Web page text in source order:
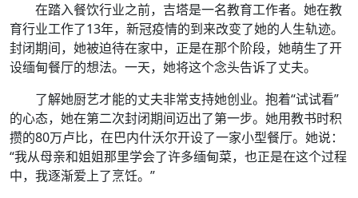
在踏入餐饮行业之前，吉塔是一名教育工作者。她在教
育行业工作了13年，新冠疫情的到来改变了她的人生轨迹。
封闭期间，她被迫待在家中，正是在那个阶段，她萌生了开
设缅甸餐厅的想法。一天，她将这个念头告诉了丈夫。
了解她厨艺才能的丈夫非常支持她创业。抱着“试试看”
的心态，她在第二次封闭期间迈出了第一步。她用教书时积
攒的80万卢比，在巴内什沃尔开设了一家小型餐厅。她说：
“我从母亲和姐姐那里学会了许多缅甸菜，也正是在这个过程
中，我逐渐爱上了烹饪。”